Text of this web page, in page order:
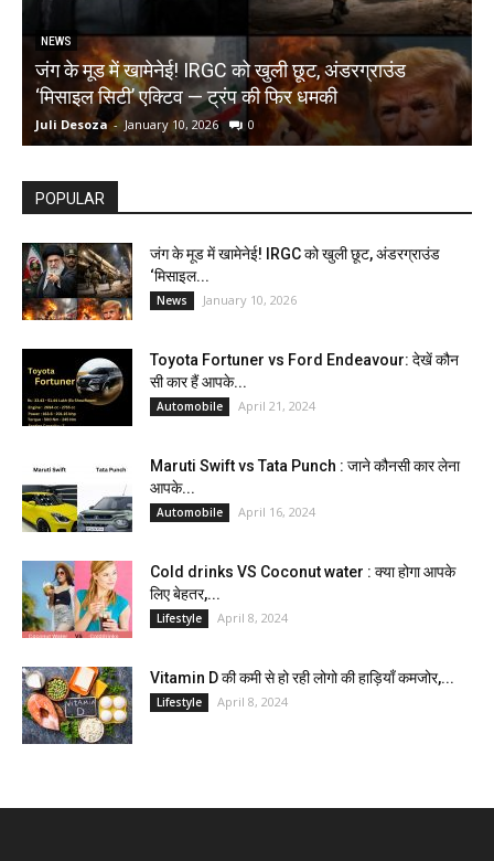
NEWS
जंग के मूड में खामेनेई! IRGC को खुली छूट, अंडरग्राउंड
‘मिसाइल सिटी’ एक्टिव — ट्रंप की फिर धमकी
Juli Desoza - January 10, 2026 0
POPULAR
जंग के मूड में खामेनेई! IRGC को खुली छूट, अंडरग्राउंड
‘मिसाइल...
News January 10, 2026
Toyota Fortuner vs Ford Endeavour: देखें कौन
सी कार हैं आपके...
Automobile April 21, 2024
Maruti Swift vs Tata Punch : जाने कौनसी कार लेना
आपके...
Automobile April 16, 2024
Cold drinks VS Coconut water : क्या होगा आपके
लिए बेहतर,...
Lifestyle April 8, 2024
Vitamin D की कमी से हो रही लोगो की हाड़ियाँ कमजोर,...
Lifestyle April 8, 2024